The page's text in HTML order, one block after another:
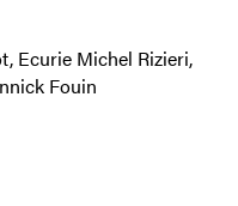
Ecurie Michel Rizieri,
Fouin